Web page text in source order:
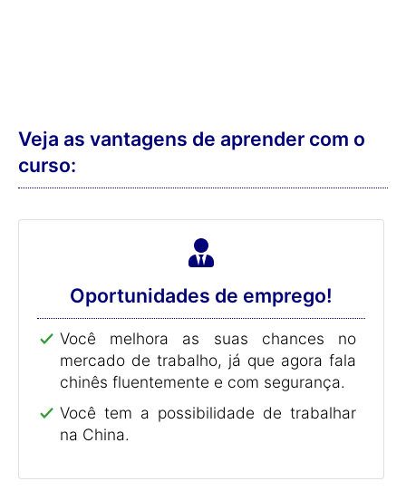
Veja as vantagens de aprender com o
curso:
Oportunidades de emprego!
Você melhora as suas chances no
mercado de trabalho, já que agora fala
chinês fluentemente e com segurança.
Você tem a possibilidade de trabalhar
na China.